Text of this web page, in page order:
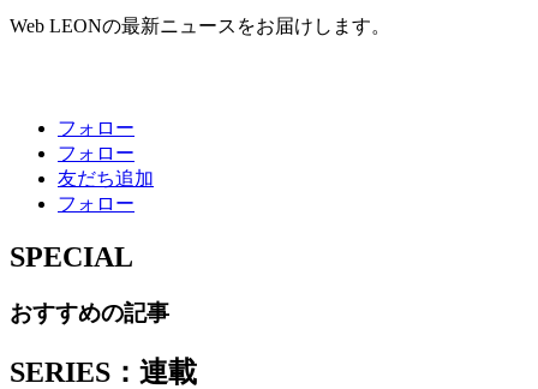
Web LEONの最新ニュースをお届けします。
フォロー
フォロー
友だち追加
フォロー
SPECIAL
おすすめの記事
SERIES：連載